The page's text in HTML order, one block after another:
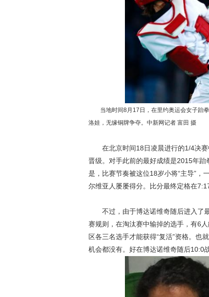
当地时间8月17日，在里约奥运会女子跆拳
洛娃，无缘铜牌争夺。中新网记者 富田 摄
在北京时间18日凌晨进行的1/4决赛
晋级。对手此前的最好成绩是2015年
是，比赛节奏被这位18岁小将“主导”，
尔维亚人屡屡得分。比分最终定格在
不过，由于博达诺维奇随后进入了最
赛规则，在淘汰赛中输掉的选手，有6
区各三名选手才能获得“复活”资格。也
机会都没有。好在博达诺维奇随后10:0